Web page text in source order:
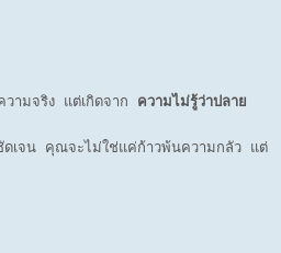
วามจริง แต่เกิดจาก ความไม่รู้ว่าปลาย
เจน คุณจะไม่ใช่แค่ก้าวพ้นความกลัว แต่